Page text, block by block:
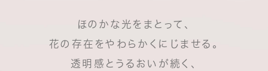
ほのかな光をまとって、
花の存在をやわらかくにじませる。
透明感とうるおいが続く、